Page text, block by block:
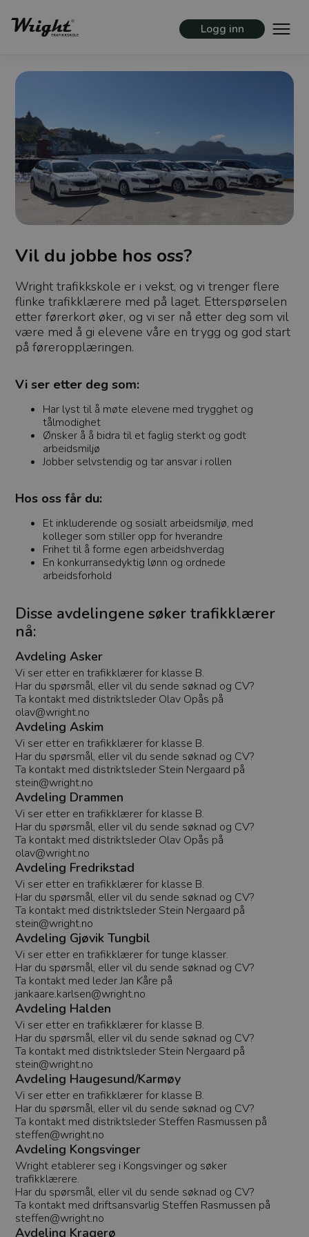
Logg inn
Vil du jobbe hos oss?
Wright trafikkskole er i vekst, og vi trenger flere
flinke trafikklærere med på laget. Etterspørselen
etter førerkort øker, og vi ser nå etter deg som vil
være med å gi elevene våre en trygg og god start
på føreropplæringen.
Vi ser etter deg som:
Har lyst til å møte elevene med trygghet og
tålmodighet
Ønsker å å bidra til et faglig sterkt og godt
arbeidsmiljø
Jobber selvstendig og tar ansvar i rollen
Hos oss får du:
Et inkluderende og sosialt arbeidsmiljø, med
kolleger som stiller opp for hverandre
Frihet til å forme egen arbeidshverdag
En konkurransedyktig lønn og ordnede
arbeidsforhold
Disse avdelingene søker trafikklærer
nå:
Avdeling Asker
Vi ser etter en trafikklærer for klasse B.
Har du spørsmål, eller vil du sende søknad og CV?
Ta kontakt med distriktsleder Olav Opås på
olav@wright.no
Avdeling Askim
Vi ser etter en trafikklærer for klasse B.
Har du spørsmål, eller vil du sende søknad og CV?
Ta kontakt med distriktsleder Stein Nergaard på
stein@wright.no
Avdeling Drammen
Vi ser etter en trafikklærer for klasse B.
Har du spørsmål, eller vil du sende søknad og CV?
Ta kontakt med distriktsleder Olav Opås på
olav@wright.no
Avdeling Fredrikstad
Vi ser etter en trafikklærer for klasse B.
Har du spørsmål, eller vil du sende søknad og CV?
Ta kontakt med distriktsleder Stein Nergaard på
stein@wright.no
Avdeling Gjøvik Tungbil
Vi ser etter en trafikklærer for tunge klasser.
Har du spørsmål, eller vil du sende søknad og CV?
Ta kontakt med leder Jan Kåre på
jankaare.karlsen@wright.no
Avdeling Halden
Vi ser etter en trafikklærer for klasse B.
Har du spørsmål, eller vil du sende søknad og CV?
Ta kontakt med distriktsleder Stein Nergaard på
stein@wright.no
Avdeling Haugesund/Karmøy
Vi ser etter en trafikklærer for klasse B.
Har du spørsmål, eller vil du sende søknad og CV?
Ta kontakt med distriktsleder Steffen Rasmussen på
steffen@wright.no
Avdeling Kongsvinger
Wright etablerer seg i Kongsvinger og søker
trafikklærere.
Har du spørsmål, eller vil du sende søknad og CV?
Ta kontakt med driftsansvarlig Steffen Rasmussen på
steffen@wright.no
Avdeling Kragerø